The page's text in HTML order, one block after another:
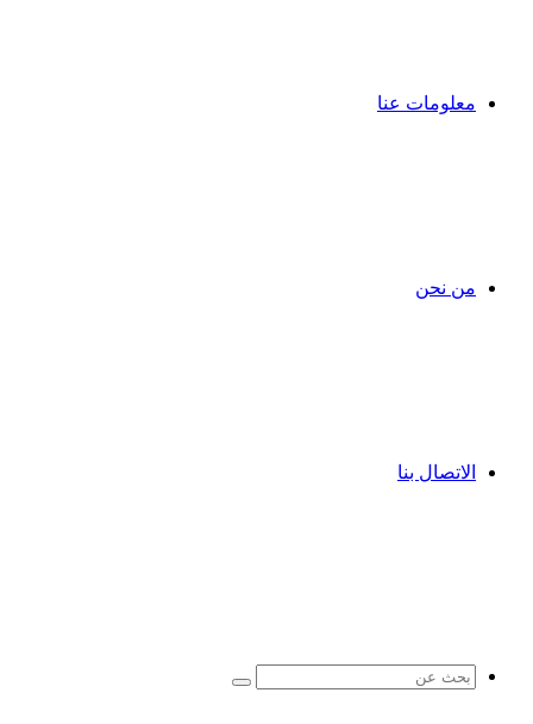
معلومات عنا
من نحن
الاتصال بنا
بحث